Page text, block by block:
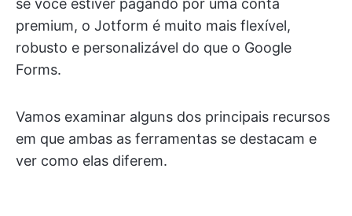
premium, o Jotform é muito mais flexível,
robusto e personalizável do que o Google
Forms.
Vamos examinar alguns dos principais recursos
em que ambas as ferramentas se destacam e
ver como elas diferem.